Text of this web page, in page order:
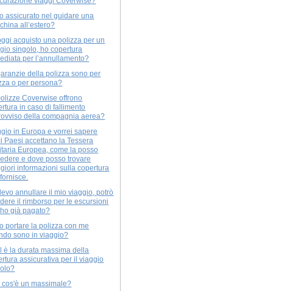
assicurato nel guidare una
all’estero?
acquisto una polizza per un
singolo, ho copertura
per l’annullamento?
della polizza sono per
o per persona?
Coverwise offrono
in caso di fallimento
della compagnia aerea?
in Europa e vorrei sapere
Paesi accettano la Tessera
Europea, come la posso
e dove posso trovare
informazioni sulla copertura
annullare il mio viaggio, potrò
il rimborso per le escursioni
già pagato?
portare la polizza con me
sono in viaggio?
è la durata massima della
assicurativa per il viaggio
cos'è un massimale?